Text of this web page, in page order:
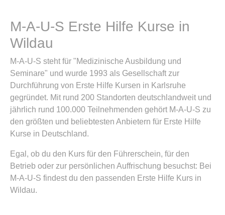
M-A-U-S Erste Hilfe Kurse in
Wildau
M-A-U-S steht für "Medizinische Ausbildung und
Seminare" und wurde 1993 als Gesellschaft zur
Durchführung von Erste Hilfe Kursen in Karlsruhe
gegründet. Mit rund 200 Standorten deutschlandweit und
jährlich rund 100.000 Teilnehmenden gehört M-A-U-S zu
den größten und beliebtesten Anbietern für Erste Hilfe
Kurse in Deutschland.
Egal, ob du den Kurs für den Führerschein, für den
Betrieb oder zur persönlichen Auffrischung besuchst: Bei
M-A-U-S findest du den passenden Erste Hilfe Kurs in
Wildau.